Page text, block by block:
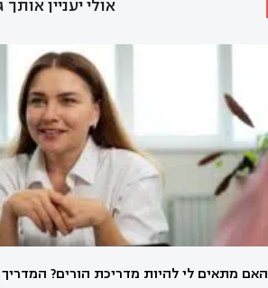
אולי יעניין אותך גם